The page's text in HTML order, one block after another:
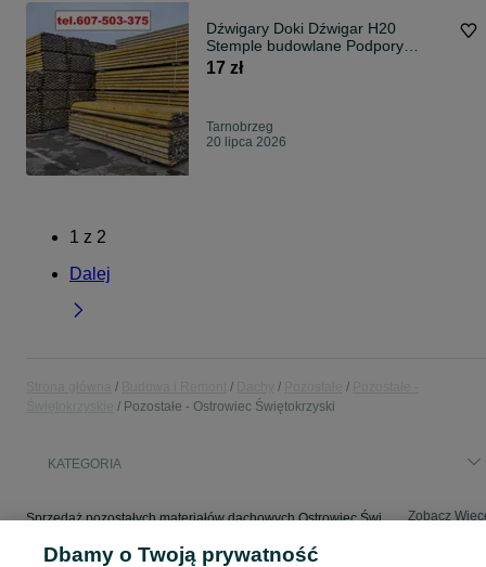
Dźwigary Doki Dźwigar H20
Stemple budowlane Podpory
Stropowe Sztyce Szalunek
17 zł
Tarnobrzeg
20 lipca 2026
1 z 2
Dalej
Pozostałe - Ostrowiec Świętokrzyski
KATEGORIA
Sprzedaż pozostałych materiałów dachowych Ostrowiec Świętokrzyski ▶️ Szeroki wybór produktów ✅ Nowe i używane w atrakcyjnych cenach ✌ Sprawdź oferty na OLX.pl! Zobacz
Dbamy o Twoją prywatność